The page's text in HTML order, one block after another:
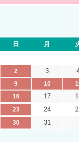
日 月
2
3
9
10
16
17
23
24
30
31